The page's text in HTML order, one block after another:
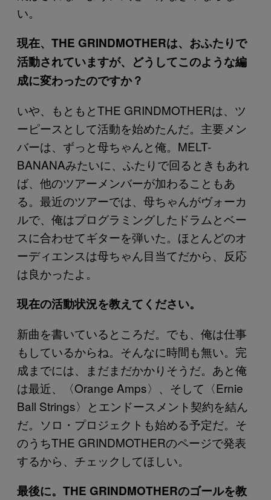
い。
現在、THE GRINDMOTHERは、おふたりで
活動されていますが、どうしてこのような編
成に変わったのですか？
いや、もともとTHE GRINDMOTHERは、ツ
ーピースとして活動を始めたんだ。主要メン
バーは、ずっと母ちゃんと俺。MELT-
BANANAみたいに、ふたりで回るときもあれ
ば、他のツアーメンバーが加わることもあ
る。最近のツアーでは、母ちゃんがヴォーカ
ルで、俺はプログラミングしたドラムとベー
スに合わせてギターを弾いた。ほとんどのオ
ーディエンスは母ちゃん目当てだから、反応
は良かったよ。
現在の活動状況を教えてください。
新曲を書いているところだ。でも、俺は仕事
もしているからね。そんなに時間も無い。完
成までには、まだまだかかりそうだ。あと俺
は最近、〈Orange Amps〉、そして〈Ernie
Ball Strings〉とエンドースメント契約を結ん
だ。ソロ・プロジェクトも始める予定だ。そ
のうちTHE GRINDMOTHERのページで発表
するから、チェックしてほしい。
最後に。THE GRINDMOTHERのゴールを教